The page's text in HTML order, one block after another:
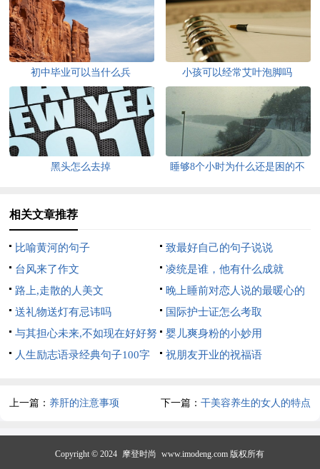
初中毕业可以当什么兵 小孩可以经常艾叶泡脚吗
黑头怎么去掉
睡够8个小时为什么还是困的不
相关文章推荐
比喻黄河的句子
致最好自己的句子说说
台风来了作文
凌统是谁，他有什么成就
路上,走散的人美文
晚上睡前对恋人说的最暖心的
话
送礼物送灯有忌讳吗
国际护士证怎么考取
与其担心未来,不如现在好好努
力美文
婴儿爽身粉的小妙用
人生励志语录经典句子100字
祝朋友开业的祝福语
上一篇： 养肝的注意事项 下一篇： 干美容养生的女人的特点
Copyright © 2024 摩登时尚 www.imodeng.com 版权所有